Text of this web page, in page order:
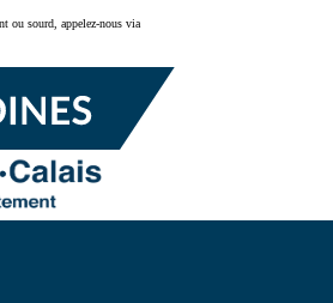
ou sourd, appelez-nous via